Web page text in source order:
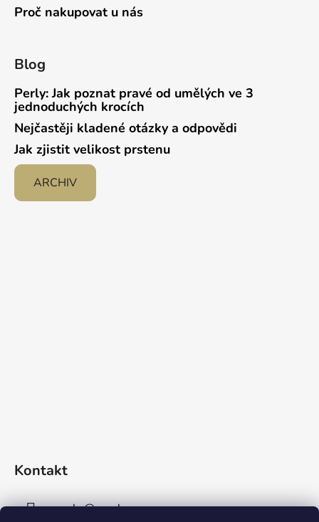
Proč nakupovat u nás
Blog
Perly: Jak poznat pravé od umělých ve 3
jednoduchých krocích
Nejčastěji kladené otázky a odpovědi
Jak zjistit velikost prstenu
ARCHIV
Kontakt
sperky@sperky-nm.cz